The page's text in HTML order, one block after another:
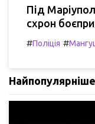
Під
схрон
#Поліція #
Найпопулярніше